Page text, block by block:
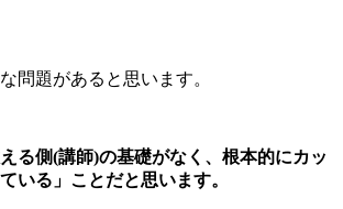
問題があると思います。
る側(講師)の基礎がなく、根本的にカッ
いる」ことだと思います。